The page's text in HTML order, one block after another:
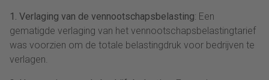
1. Verlaging van de vennootschapsbelasting: Een
gematigde verlaging van het vennootschapsbelastingtarief
was voorzien om de totale belastingdruk voor bedrijven te
verlagen.